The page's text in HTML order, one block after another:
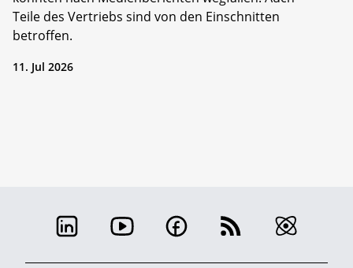
Teile des Vertriebs sind von den Einschnitten
betroffen.
11. Jul 2026